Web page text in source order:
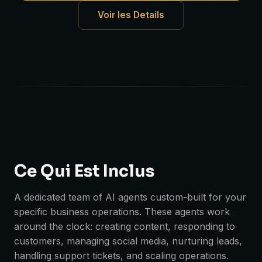
Voir les Details
Ce Qui Est Inclus
A dedicated team of AI agents custom-built for your
specific business operations. These agents work
around the clock: creating content, responding to
customers, managing social media, nurturing leads,
handling support tickets, and scaling operations.